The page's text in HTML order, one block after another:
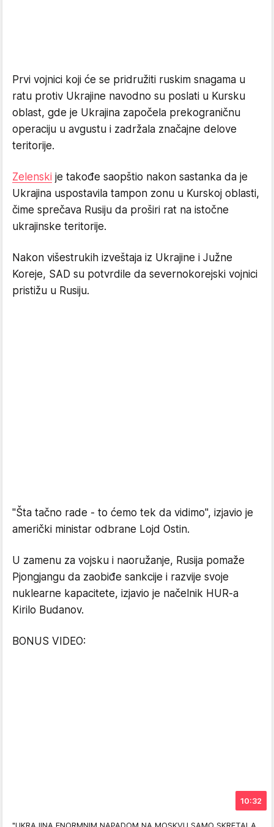
Prvi vojnici koji će se pridružiti ruskim snagama u
ratu protiv Ukrajine navodno su poslati u Kursku
oblast, gde je Ukrajina započela prekograničnu
operaciju u avgustu i zadržala značajne delove
teritorije.
Zelenski je takođe saopštio nakon sastanka da je
Ukrajina uspostavila tampon zonu u Kurskoj oblasti,
čime sprečava Rusiju da proširi rat na istočne
ukrajinske teritorije.
Nakon višestrukih izveštaja iz Ukrajine i Južne
Koreje, SAD su potvrdile da severnokorejski vojnici
pristižu u Rusiju.
"Šta tačno rade - to ćemo tek da vidimo", izjavio je
američki ministar odbrane Lojd Ostin.
U zamenu za vojsku i naoružanje, Rusija pomaže
Pjongjangu da zaobiđe sankcije i razvije svoje
nuklearne kapacitete, izjavio je načelnik HUR-a
Kirilo Budanov.
BONUS VIDEO:
10:32